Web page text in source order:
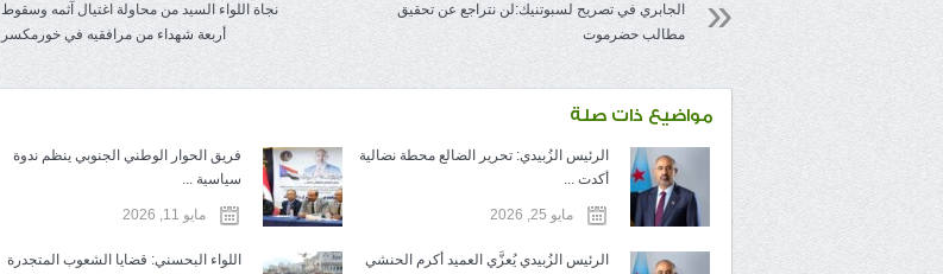
نجاة اللواء السيد من محاولة اغتيال آثمه وسقوط
أربعة شهداء من مرافقيه في خورمكسر
الجابري في تصريح لسبوتنيك:لن نتراجع عن تحقيق
مطالب حضرموت
مواضيع ذات صلة
الرئيس الزُبيدي: تحرير الضالع محطة نضالية
أكدت ...
مايو 25, 2026
فريق الحوار الوطني الجنوبي ينظم ندوة
سياسية ...
مايو 11, 2026
الرئيس الزُبيدي يُعزَّي العميد أكرم الحنشي
اللواء البحسني: قضايا الشعوب المتجدرة